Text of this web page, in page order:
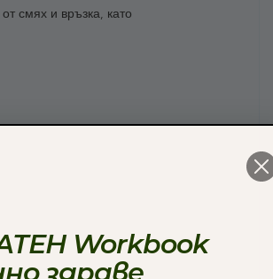
смях и връзка, като
Workbook
здраве